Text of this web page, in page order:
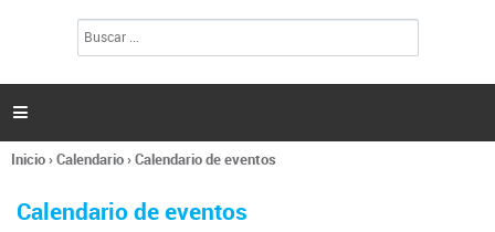
l
s

Se
usted
Inicio›Calendario›Calendario de eventos
Calendario de eventos